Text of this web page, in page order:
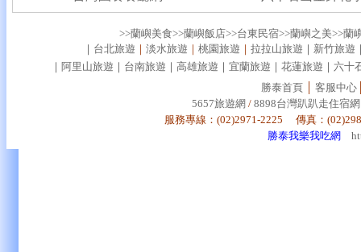
>>蘭嶼美食>>蘭嶼飯店>>台東民宿>>蘭嶼之美>>蘭
｜ 台北旅遊 ｜ 淡水旅遊 ｜ 桃園旅遊 ｜ 拉拉山旅遊 ｜ 新竹旅遊
｜ 阿里山旅遊 ｜ 台南旅遊 ｜ 高雄旅遊 ｜ 宜蘭旅遊 ｜ 花蓮旅遊 ｜ 六十
勝泰首頁│ 客服中心
5657旅遊網 / 8898台灣趴趴走住宿網
服務專線：(02)2971-2225 傳真：
勝泰我樂我吃網